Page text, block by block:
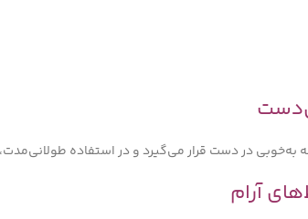
در دست قرار می‌گیرد و در استفاده
آرام